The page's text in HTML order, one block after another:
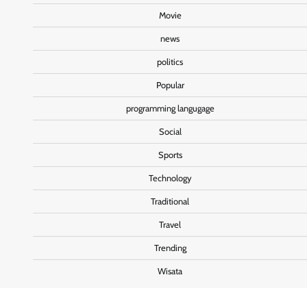
Movie
news
politics
Popular
programming langugage
Social
Sports
Technology
Traditional
Travel
Trending
Wisata